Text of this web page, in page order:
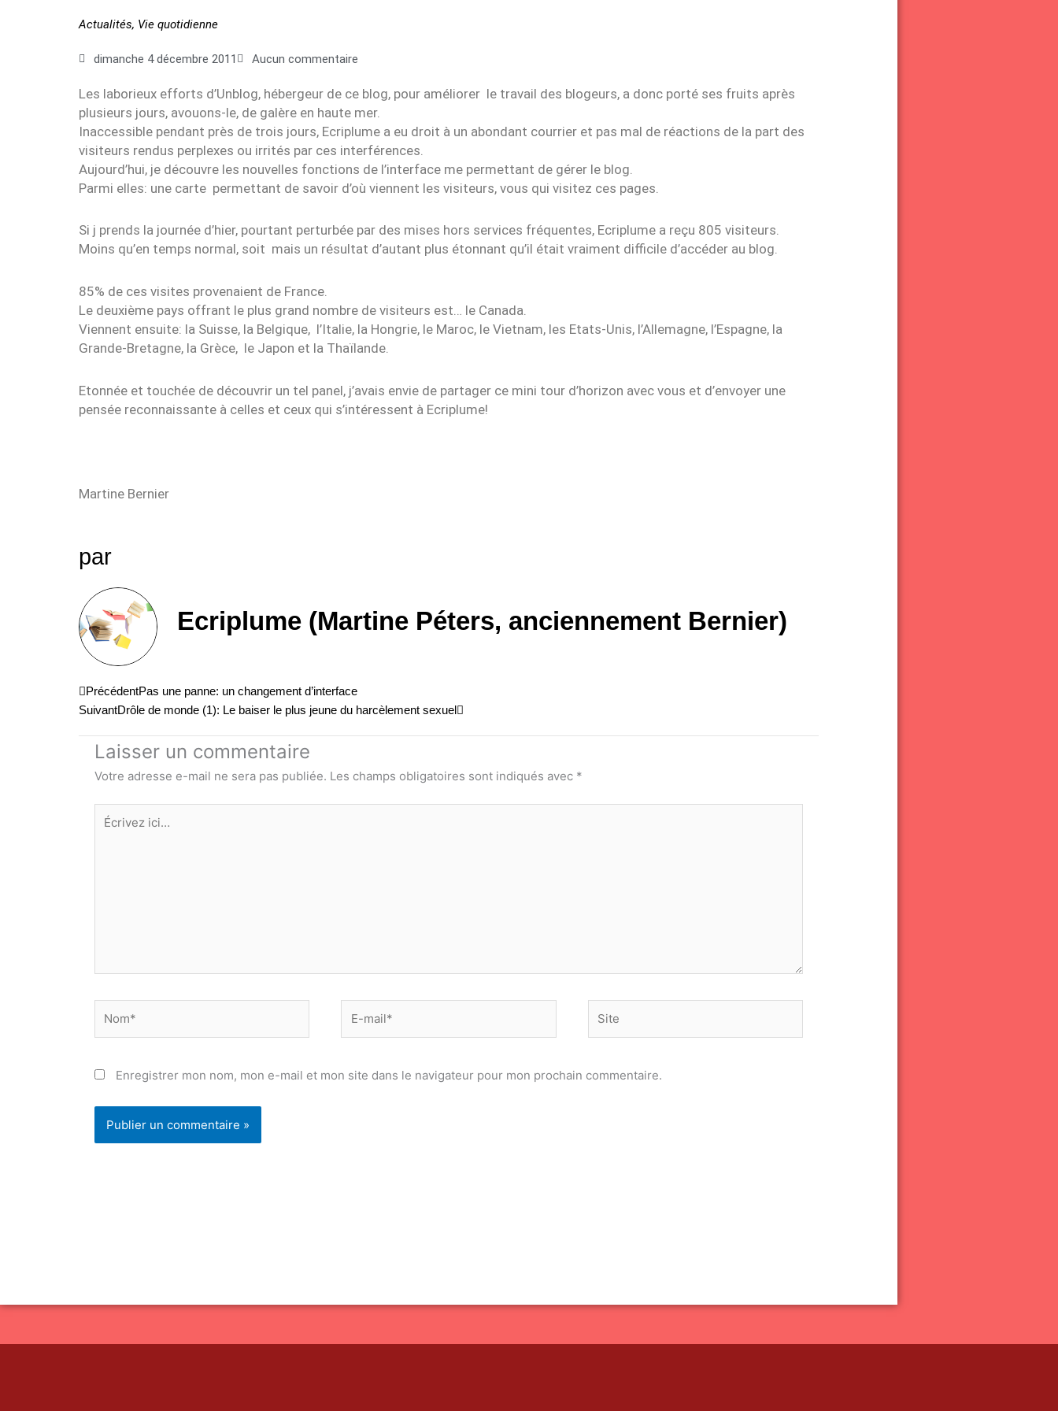
Actualités, Vie quotidienne
dimanche 4 décembre 2011 Aucun commentaire
Les laborieux efforts d’Unblog, hébergeur de ce blog, pour améliorer le travail des blogeurs, a donc porté ses fruits après
plusieurs jours, avouons-le, de galère en haute mer.
Inaccessible pendant près de trois jours, Ecriplume a eu droit à un abondant courrier et pas mal de réactions de la part des
visiteurs rendus perplexes ou irrités par ces interférences.
Aujourd’hui, je découvre les nouvelles fonctions de l’interface me permettant de gérer le blog.
Parmi elles: une carte permettant de savoir d’où viennent les visiteurs, vous qui visitez ces pages.
Si j prends la journée d’hier, pourtant perturbée par des mises hors services fréquentes, Ecriplume a reçu 805 visiteurs.
Moins qu’en temps normal, soit mais un résultat d’autant plus étonnant qu’il était vraiment difficile d’accéder au blog.
85% de ces visites provenaient de France.
Le deuxième pays offrant le plus grand nombre de visiteurs est… le Canada.
Viennent ensuite: la Suisse, la Belgique, l’Italie, la Hongrie, le Maroc, le Vietnam, les Etats-Unis, l’Allemagne, l’Espagne, la
Grande-Bretagne, la Grèce, le Japon et la Thaïlande.
Etonnée et touchée de découvrir un tel panel, j’avais envie de partager ce mini tour d’horizon avec vous et d’envoyer une
pensée reconnaissante à celles et ceux qui s’intéressent à Ecriplume!
Martine Bernier
par
Ecriplume (Martine Péters, anciennement Bernier)
Précédent
PrécédentPas une panne: un changement d’interface
SuivantDrôle de monde (1): Le baiser le plus jeune du harcèlement sexuel
Laisser un commentaire
Votre adresse e-mail ne sera pas publiée. Les champs obligatoires sont indiqués avec *
Écrivez
ici…
mail*
Enregistrer mon nom, mon e-mail et mon site dans le navigateur pour mon prochain commentaire.